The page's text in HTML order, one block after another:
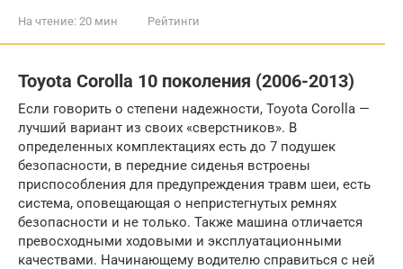
На чтение: 20 мин Рейтинги
Toyota Corolla 10 поколения (2006-2013)
Если говорить о степени надежности, Toyota Corolla —
лучший вариант из своих «сверстников». В
определенных комплектациях есть до 7 подушек
безопасности, в передние сиденья встроены
приспособления для предупреждения травм шеи, есть
система, оповещающая о непристегнутых ремнях
безопасности и не только. Также машина отличается
превосходными ходовыми и эксплуатационными
качествами. Начинающему водителю справиться с ней